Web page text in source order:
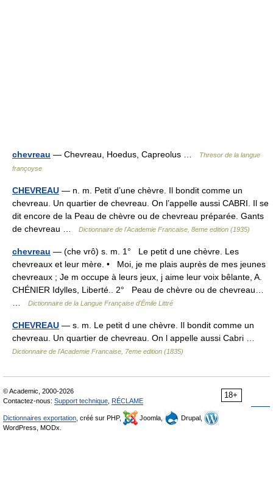
chevreau — Chevreau, Hoedus, Capreolus …
Thresor de la langue
françoyse
CHEVREAU — n. m. Petit d’une chèvre. Il bondit comme un
chevreau. Un quartier de chevreau. On l’appelle aussi CABRI. Il se
dit encore de la Peau de chèvre ou de chevreau préparée. Gants
de chevreau …
Dictionnaire de l'Academie Francaise, 8eme edition (1935)
chevreau — (che vrô) s. m. 1° Le petit d une chèvre. Les
chevreaux et leur mère. • Moi, je me plais auprès de mes jeunes
chevreaux ; Je m occupe à leurs jeux, j aime leur voix bêlante, A.
CHÉNIER Idylles, Liberté.. 2° Peau de chèvre ou de chevreau…
…
Dictionnaire de la Langue Française d'Émile Littré
CHEVREAU — s. m. Le petit d une chèvre. Il bondit comme un
chevreau. Un quartier de chevreau. On l appelle aussi Cabri …
Dictionnaire de l'Academie Francaise, 7eme edition (1835)
18+
© Academic, 2000-2026
Contactez-nous: Support technique RÉCLAME
Dictionnaires exportation , créé sur PHP, Joomla,
Drupal,
WordPress, MODx.